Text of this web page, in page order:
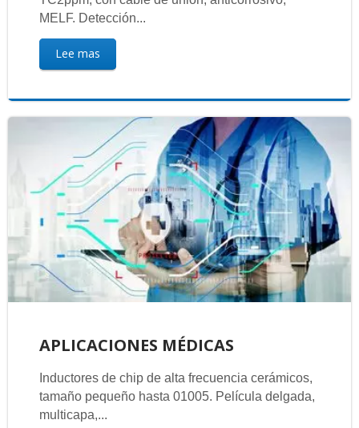
MELF. Detección...
Lee mas
APLICACIONES MÉDICAS
Inductores de chip de alta frecuencia cerámicos,
tamaño pequeño hasta 01005. Película delgada,
multicapa,...